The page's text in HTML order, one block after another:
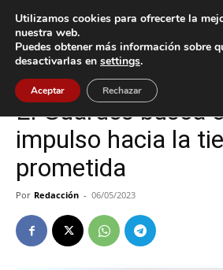
Inicio A Guarda
A Guarda Deportes
El Guardés busca
impulso hacia la
prometida
Por Redacción - 06/05/2023
Utilizamos cookies para ofrecerte la
nuestra web.
Puedes obtener más información sobre
desactivarlas en settings.
Aceptar Rechazar